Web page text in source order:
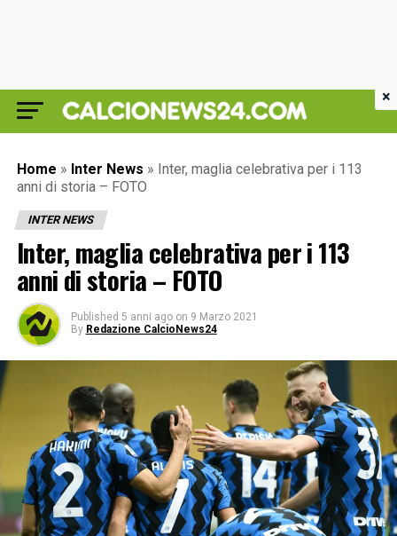
Home » Inter News » Inter, maglia celebrativa per i 113
anni di storia – FOTO
INTER NEWS
Inter, maglia celebrativa per i 113
anni di storia – FOTO
Published 5 anni ago on 9 Marzo 2021
By Redazione CalcioNews24
×